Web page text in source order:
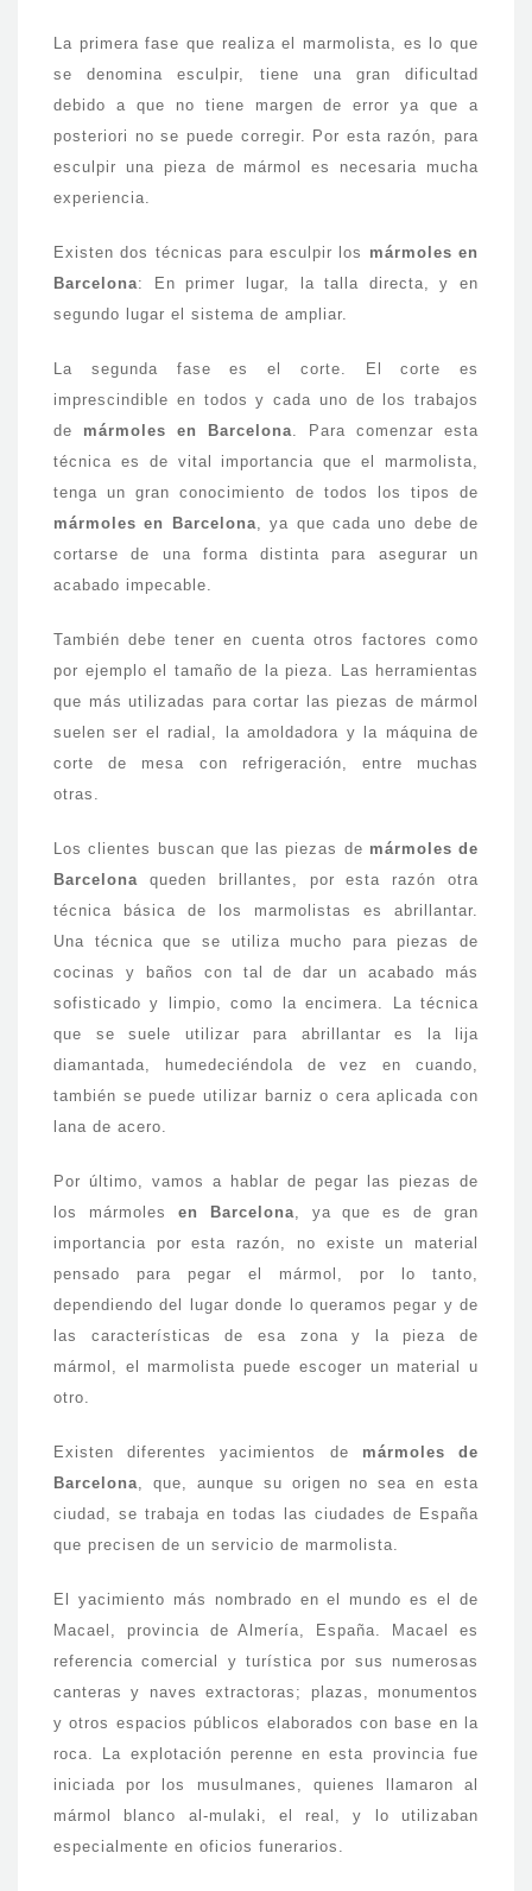
La primera fase que realiza el marmolista, es lo que
se denomina esculpir, tiene una gran dificultad
debido a que no tiene margen de error ya que a
posteriori no se puede corregir. Por esta razón, para
esculpir una pieza de mármol es necesaria mucha
experiencia.
Existen dos técnicas para esculpir los mármoles en
Barcelona: En primer lugar, la talla directa, y en
segundo lugar el sistema de ampliar.
La segunda fase es el corte. El corte es
imprescindible en todos y cada uno de los trabajos
de mármoles en Barcelona. Para comenzar esta
técnica es de vital importancia que el marmolista,
tenga un gran conocimiento de todos los tipos de
mármoles en Barcelona, ya que cada uno debe de
cortarse de una forma distinta para asegurar un
acabado impecable.
También debe tener en cuenta otros factores como
por ejemplo el tamaño de la pieza. Las herramientas
que más utilizadas para cortar las piezas de mármol
suelen ser el radial, la amoldadora y la máquina de
corte de mesa con refrigeración, entre muchas
otras.
Los clientes buscan que las piezas de mármoles de
Barcelona queden brillantes, por esta razón otra
técnica básica de los marmolistas es abrillantar.
Una técnica que se utiliza mucho para piezas de
cocinas y baños con tal de dar un acabado más
sofisticado y limpio, como la encimera. La técnica
que se suele utilizar para abrillantar es la lija
diamantada, humedeciéndola de vez en cuando,
también se puede utilizar barniz o cera aplicada con
lana de acero.
Por último, vamos a hablar de pegar las piezas de
los mármoles
en Barcelona, ya que es de gran
importancia por esta razón, no existe un material
pensado para pegar el mármol, por lo tanto,
dependiendo del lugar donde lo queramos pegar y de
las características de esa zona y la pieza de
mármol, el marmolista puede escoger un material u
otro.
Existen diferentes yacimientos de mármoles de
Barcelona, que, aunque su origen no sea en esta
ciudad, se trabaja en todas las ciudades de España
que precisen de un servicio de marmolista.
El yacimiento más nombrado en el mundo es el de
Macael, provincia de Almería, España. Macael es
referencia comercial y turística por sus numerosas
canteras y naves extractoras; plazas, monumentos
y otros espacios públicos elaborados con base en la
roca. La explotación perenne en esta provincia fue
iniciada por los musulmanes, quienes llamaron al
mármol blanco al-mulaki, el real, y lo utilizaban
especialmente en oficios funerarios.